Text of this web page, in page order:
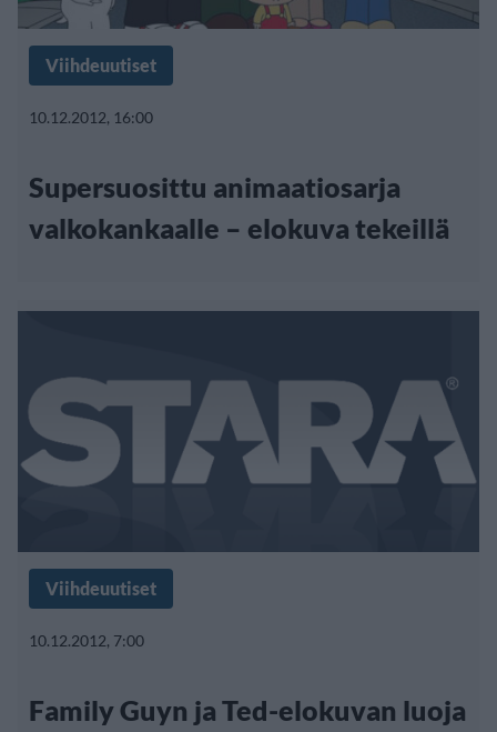
Viihdeuutiset
10.12.2012, 16:00
Supersuosittu animaatiosarja
valkokankaalle – elokuva tekeillä
Viihdeuutiset
10.12.2012, 7:00
Family Guyn ja Ted-elokuvan luoja